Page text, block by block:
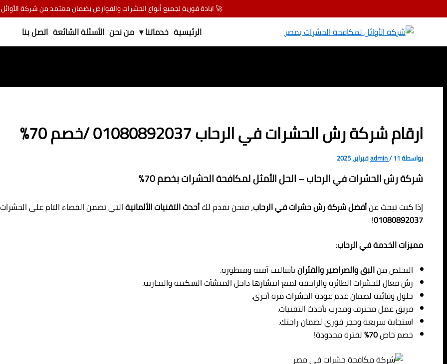
🚀 ابادة فورية لجميع أنواع الحشرات والقوارض بضمان معتمد من شركة الأوائل
الرئيسية خدماتنا ▾ من نحن الأسئلة الشائعة اتصل بنا
ارقام شركة رش الحشرات في الرحاب 01080892037 /خصم 70%
بواسطة admin/11 فبراير، 2025
شركة رش الحشرات في الرحاب – الحل الأمثل لمكافحة الحشرات بخصم 70%
إذا كنت تبحث عنأفضل شركة رش حشرات في الرحاب، فنحن نقدم لكأحدث التقنيات الألمانيةالتي تضمن القضاء التام على
01080892037
!
مميزات الخدمة في الرحاب:
التخلص منالبق والصراصير والفئرانبأساليب آمنة ومتطورة.
رش فعال للحشرات الطائرة والزاحفة لمنع انتشارها داخل المنشآت السكنية والتجارية.
حلول وقائية لضمان عدم عودة الحشرات مرة أخرى.
فريق عمل محترف ومدرب بأحدث التقنيات.
استجابة سريعة وحجز فوري لضمان راحتك.
خصم خاص70% لفترة محدودة!